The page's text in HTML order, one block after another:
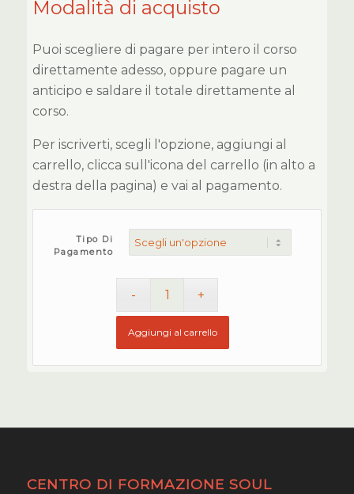
Modalità di acquisto
Puoi scegliere di pagare per intero il corso
direttamente adesso, oppure pagare un
anticipo e saldare il totale direttamente al
corso.
Per iscriverti, scegli l'opzione, aggiungi al
carrello, clicca sull'icona del carrello (in alto a
destra della pagina) e vai al pagamento.
Tipo Di
Pagamento
Aggiungi al carrello
CENTRO DI FORMAZIONE SOUL